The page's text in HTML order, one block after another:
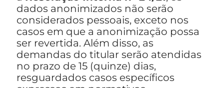
dados anonimizados não serão
considerados pessoais, exceto nos
casos em que a anonimização possa
ser revertida. Além disso, as
demandas do titular serão atendidas
no prazo de 15 (quinze) dias,
resguardados casos específicos